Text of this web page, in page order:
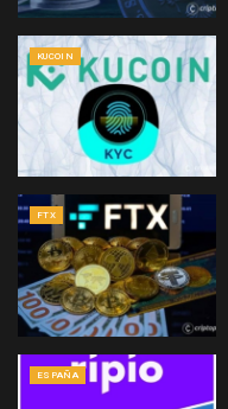
KUCOIN
FTX
ESPAÑA